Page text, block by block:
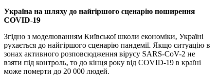
Україна на шляху до найгіршого сценарію поширення
COVID-19
Згідно з моделюванням Київської школи економіки, Україні
рухається до найгіршого сценарію пандемії. Якщо ситуацію в
зонах активного розповсюдження вірусу SARS-CoV-2 не
взяти під контроль, то до кінця року від COVID-19 в країні
може померти до 20 000 людей.